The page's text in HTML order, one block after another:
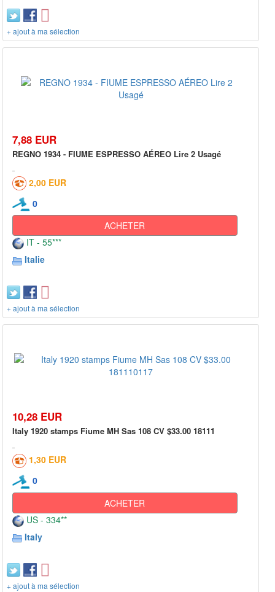
+ ajout à ma sélection
7,88 EUR
REGNO 1934 - FIUME ESPRESSO AÉREO Lire 2 Usagé
2,00 EUR
0
ACHETER
IT - 55***
Italie
+ ajout à ma sélection
10,28 EUR
Italy 1920 stamps Fiume MH Sas 108 CV $33.00 18111
1,30 EUR
0
ACHETER
US - 334**
Italy
+ ajout à ma sélection